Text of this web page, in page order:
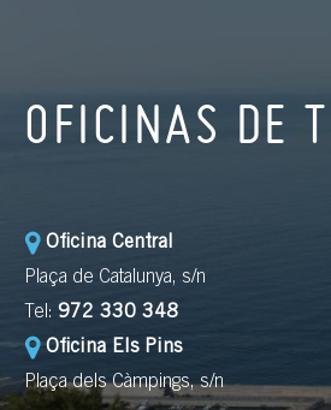
OFICINAS DE
Oficina Central
Plaça de Catalunya, s/n
Tel: 972 330 348
Oficina Els Pins
Plaça dels Càmpings, s/n